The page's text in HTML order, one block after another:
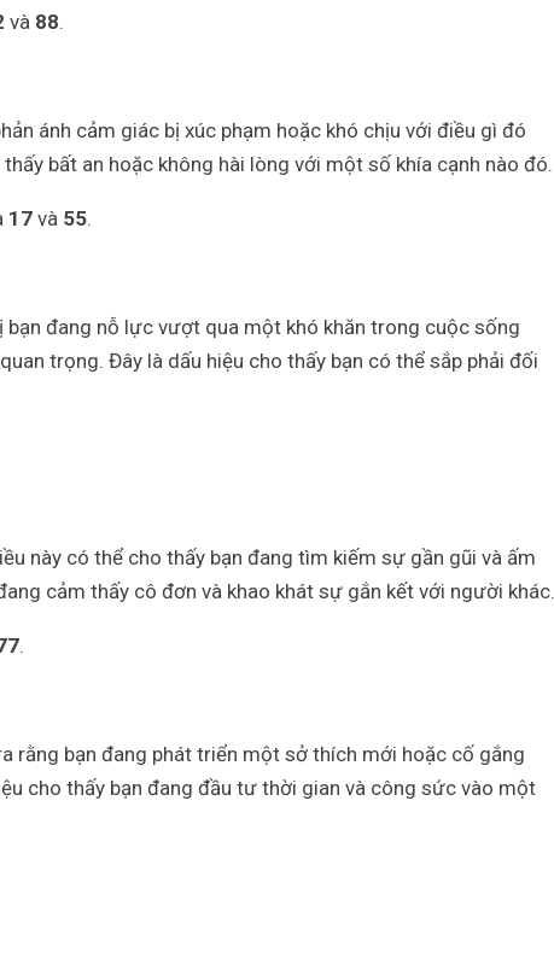
và 88.
ánh cảm giác bị xúc phạm hoặc khó chịu với điều gì đó
bất an hoặc không hài lòng với một số khía cạnh nào đó.
17 và 55.
đang nỗ lực vượt qua một khó khăn trong cuộc sống
trọng. Đây là dấu hiệu cho thấy bạn có thể sắp phải đối
này có thể cho thấy bạn đang tìm kiếm sự gần gũi và ấm
cảm thấy cô đơn và khao khát sự gắn kết với người khác.
.
rằng bạn đang phát triển một sở thích mới hoặc cố gắng
cho thấy bạn đang đầu tư thời gian và công sức vào một